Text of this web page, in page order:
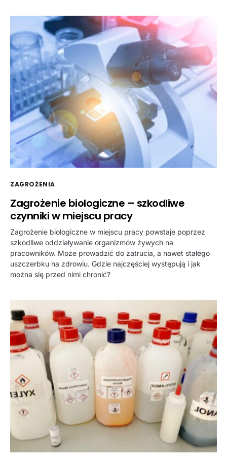
ZAGROŻENIA
Zagrożenie biologiczne – szkodliwe
czynniki w miejscu pracy
Zagrożenie biologiczne w miejscu pracy powstaje poprzez
szkodliwe oddziaływanie organizmów żywych na
pracowników. Może prowadzić do zatrucia, a nawet stałego
uszczerbku na zdrowiu. Gdzie najczęściej występują i jak
można się przed nimi chronić?